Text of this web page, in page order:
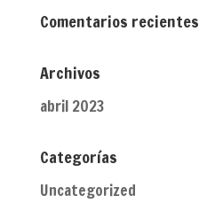
Comentarios recientes
Archivos
abril 2023
Categorías
Uncategorized